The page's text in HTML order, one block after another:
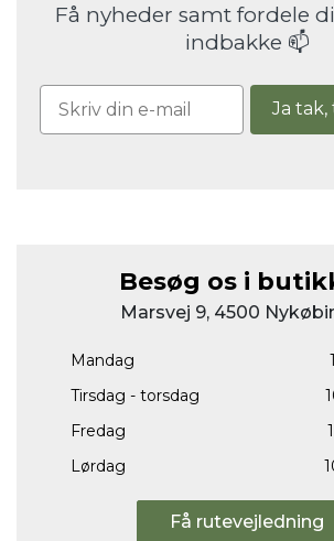
Få nyheder samt fordele
indbakke 📫
Ja
Besøg os i
Marsvej 9, 4500
Mandag
Tirsdag - torsdag
Fredag
Lørdag
Få rutevejledning